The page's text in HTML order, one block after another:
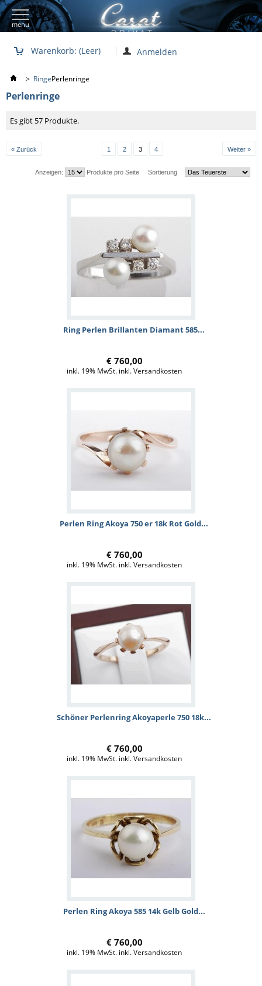
menu
Warenkorb: (Leer) Anmelden
> RingePerlenringe
Perlenringe
Es gibt 57 Produkte.
« Zurück 1 2 3 4 Weiter »
Sortierung
Anzeigen: Produkte pro Seite
Ring Perlen Brillanten Diamant 585...
€ 760,00
inkl. 19% MwSt. inkl. Versandkosten
Perlen Ring Akoya 750 er 18k Rot Gold...
€ 760,00
inkl. 19% MwSt. inkl. Versandkosten
Schöner Perlenring Akoyaperle 750 18k...
€ 760,00
inkl. 19% MwSt. inkl. Versandkosten
Perlen Ring Akoya 585 14k Gelb Gold...
€ 760,00
inkl. 19% MwSt. inkl. Versandkosten